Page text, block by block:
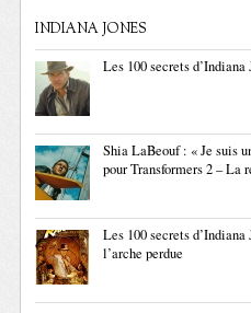
INDIANA JONES
Les 100 secrets
Shia LaBeouf : « Je suis
pour Transformers 2 – La
Les 100 secrets
l’arche perdue